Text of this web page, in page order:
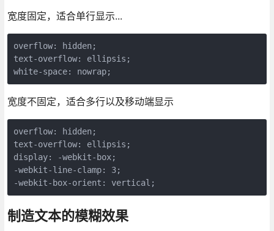
宽度固定，适合单行显示...
overflow: hidden;
text-overflow: ellipsis;
white-space: nowrap;
宽度不固定，适合多行以及移动端显示
overflow: hidden;
text-overflow: ellipsis;
display: -webkit-box;
-webkit-line-clamp: 3;
-webkit-box-orient: vertical;
制造文本的模糊效果